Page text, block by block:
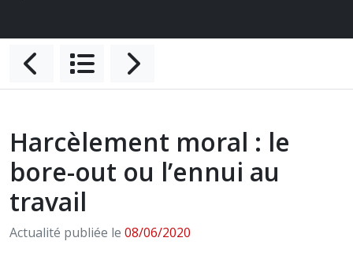
Harcèlement moral : le
bore-out ou l’ennui au
travail
Actualité publiée le 08/06/2020